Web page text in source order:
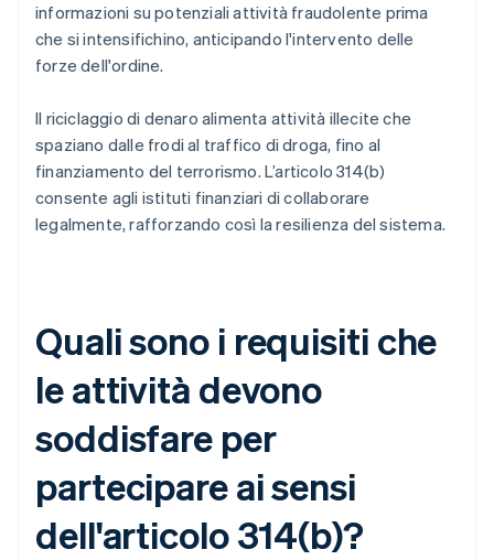
informazioni su potenziali attività fraudolente prima
che si intensifichino, anticipando l'intervento delle
forze dell'ordine.
Il riciclaggio di denaro alimenta attività illecite che
spaziano dalle frodi al traffico di droga, fino al
finanziamento del terrorismo. L’articolo 314(b)
consente agli istituti finanziari di collaborare
legalmente, rafforzando così la resilienza del sistema.
Quali sono i requisiti che
le attività devono
soddisfare per
partecipare ai sensi
dell'articolo 314(b)?